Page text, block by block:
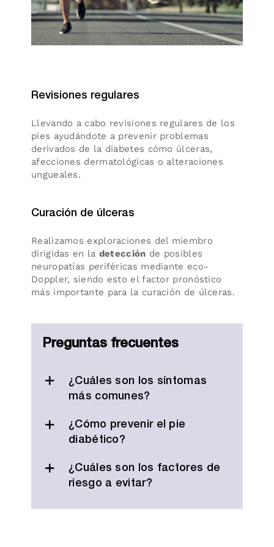
Revisiones regulares
Llevando a cabo revisiones regulares de los
pies ayudándote a prevenir problemas
derivados de la diabetes cómo úlceras,
afecciones dermatológicas o alteraciones
ungueales.
Curación de úlceras
Realizamos exploraciones del miembro
dirigidas en la detección de posibles
neuropatías periféricas mediante eco-
Doppler, siendo esto el factor pronóstico
más importante para la curación de úlceras.
Preguntas frecuentes
¿Cuáles son los síntomas
más comunes?
¿Cómo prevenir el pie
diabético?
¿Cuáles son los factores de
riesgo a evitar?